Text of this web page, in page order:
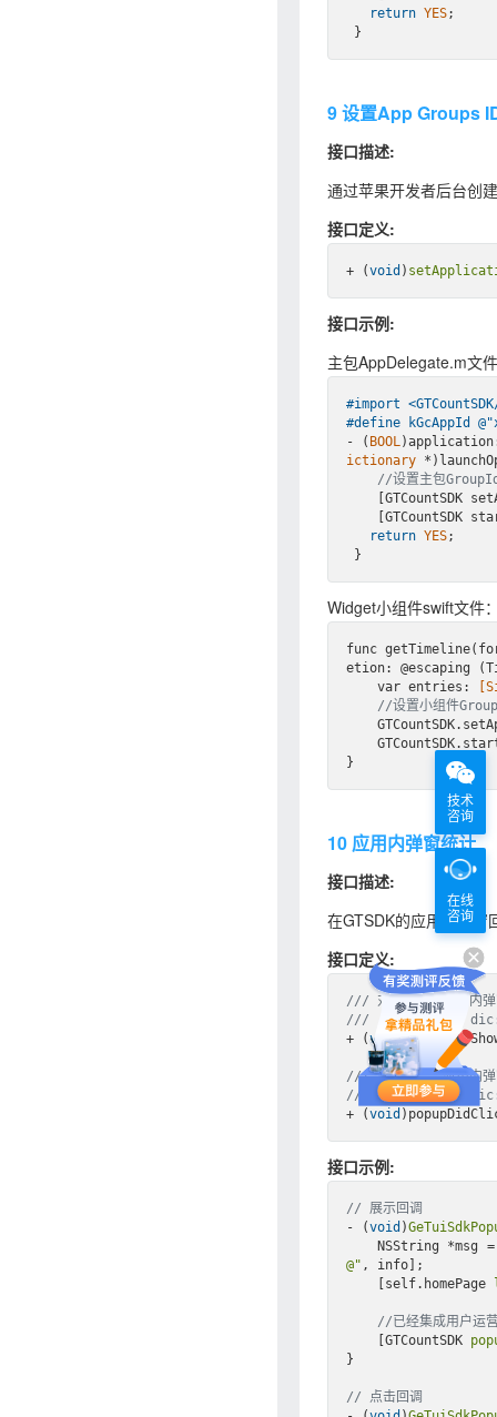
return YES;
9 设置App Groups
接口描述:
通过苹果开发者后台创
接口定义:
+ (void )
接口示例:
主包AppDelegate.m文
#import
#define kGcAppId @
- ( BOOL
ictionary
//设置主包
[GTCountSDK
[GTCountSDK
return YES;
Widget小组件swift文件
func getTimeline(
etion: @escaping
    var entries:
[S
//设置小组件
GTCountSDK. set
GTCountSDK.
10 应用内弹窗统计
接口描述:
在GTSDK的应用内弹窗
接口定义:
///
对应GTSDK应用内
///
- Parameter
+ (void
/// 对应GTSDK应用内
/// - Parameter
+ (void
接口示例:
// 展示回调
- (void )
NSString
@" , info];
    [self.homePage
//已经集成用户运
    [GTCountSDK
}
// 点击回调
技术
咨询
在线
咨询